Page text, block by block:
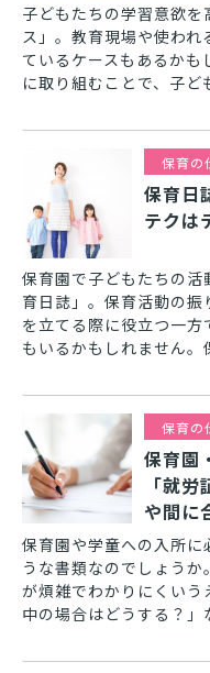
子どもたちの学習意欲
ス」。教育現場や使わ
ているケースもあるかも
に取り組むことで、子
保育の
保育日
テクは
保育園で子どもたちの
育日誌」。保育活動の
を立てる際に役立つ一
もいるかもしれません。
保育の
保育園
「就
や間に
保育園や学童への入所に
うな書類なのでしょう
が煩雑でわかりにくい
中の場合はどうする？」